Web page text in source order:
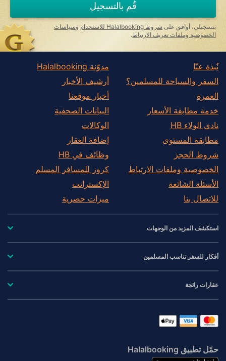
قُم بالتسجيل
بتسجيلي، أوافق على شروط Halalbooking للاستخدام وسياسات
الخصوصية وملفات تعريف الارتباط .
نُبذة عنّا
السفر والسياحة للمسلمين؟
العمرة
خدمة مطابقة الأسعار
نادي الولاء HB
مطابقة المستوى
شروط الحجز
الخصوصية وملفات الارتباط
الأسئلة الشائعة
للاتصال بنا
مدوّنة Halalbooking
أرشيف الأخبار
أخبار موقعنا
البيانات الصحفية
الوكالات
إضافة العقار
وظائف في HB
كروز للمسافر المسلم
الإكسترانت
ميزات حصرية
استكشف المزيد من الوجهات
أفكار للسفر تناسب المسلمين
عقارات رائجة
حمّل تطبيق Halalbooking